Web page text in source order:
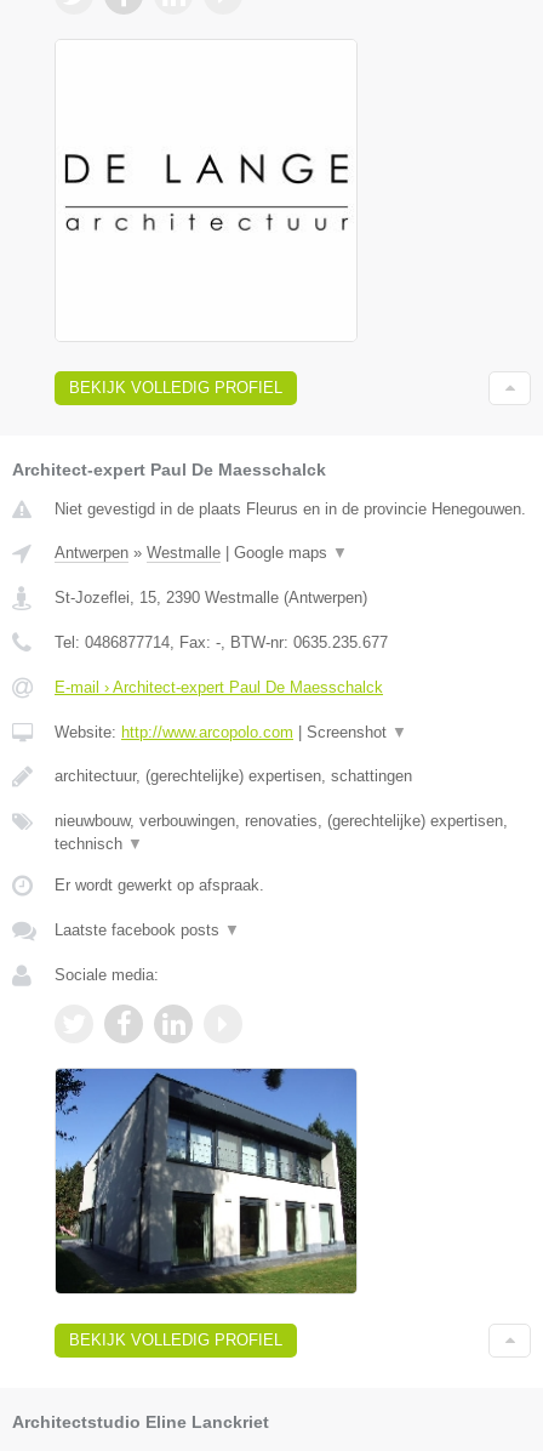
BEKIJK VOLLEDIG PROFIEL
Architect-expert Paul De Maesschalck
Niet gevestigd in de plaats Fleurus en in de provincie Henegouwen.
Antwerpen » Westmalle Google maps ▼
St-Jozeflei, 15 2390 Westmalle (Antwerpen)
Tel: 0486877714 , Fax: - , BTW-nr: 0635.235.677
E-mail › Architect-expert Paul De Maesschalck
Website: http://www.arcopolo.com Screenshot ▼
architectuur, (gerechtelijke) expertisen, schattingen
nieuwbouw, verbouwingen, renovaties, (gerechtelijke) expertisen,
technisch ▼
Er wordt gewerkt op afspraak.
Laatste facebook posts ▼
Sociale media:
BEKIJK VOLLEDIG PROFIEL
Architectstudio Eline Lanckriet